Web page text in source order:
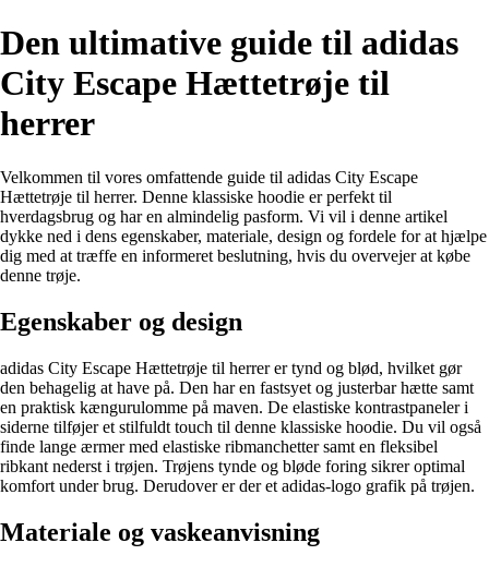
Den ultimative guide til adidas
City Escape Hættetrøje til
herrer
Velkommen til vores omfattende guide til adidas City Escape
Hættetrøje til herrer. Denne klassiske hoodie er perfekt til
hverdagsbrug og har en almindelig pasform. Vi vil i denne artikel
dykke ned i dens egenskaber, materiale, design og fordele for at hjælpe
dig med at træffe en informeret beslutning, hvis du overvejer at købe
denne trøje.
Egenskaber og design
adidas City Escape Hættetrøje til herrer er tynd og blød, hvilket gør
den behagelig at have på. Den har en fastsyet og justerbar hætte samt
en praktisk kængurulomme på maven. De elastiske kontrastpaneler i
siderne tilføjer et stilfuldt touch til denne klassiske hoodie. Du vil også
finde lange ærmer med elastiske ribmanchetter samt en fleksibel
ribkant nederst i trøjen. Trøjens tynde og bløde foring sikrer optimal
komfort under brug. Derudover er der et adidas-logo grafik på trøjen.
Materiale og vaskeanvisning